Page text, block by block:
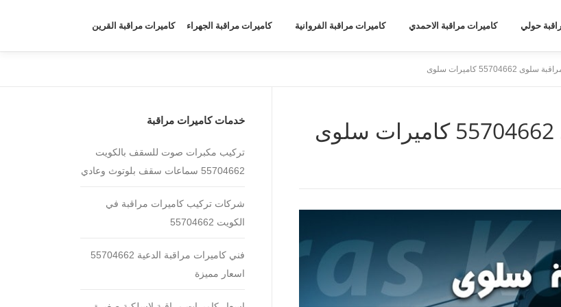
حولي كاميرات مراقبة الاحمدي كاميرات مراقبة الفروانية كاميرات مراقبة الجهراء كاميرات مراقبة القرين
كاميرات سلوى
خدمات كاميرات مراقبة
تركيب مكبرات صوت للسقف بالكويت
55704662 سماعات سقف بلوتوث وعادي
شركات تركيب كاميرات مراقبة في
الكويت 55704662
فني كاميرات مراقبة الدعية 55704662
اسعار مميزة